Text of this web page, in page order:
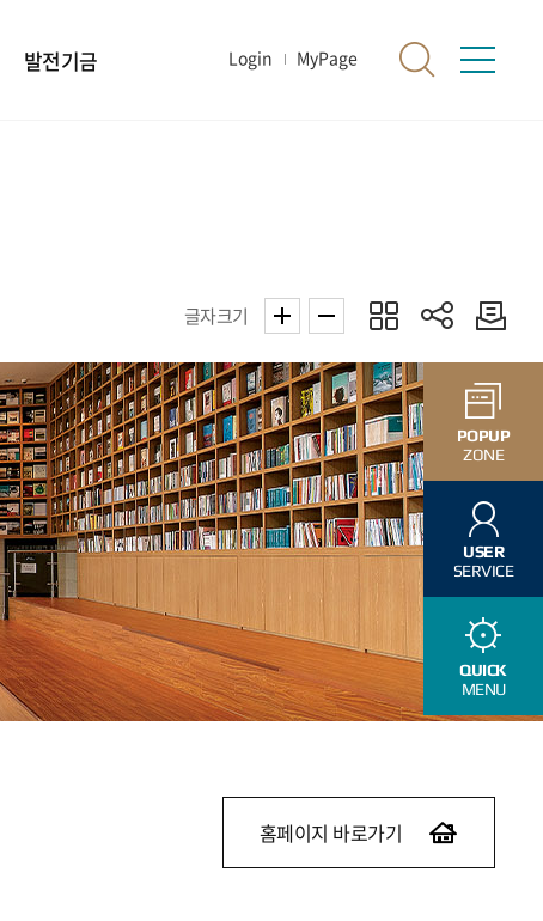
발전기금 Login MyPage
글자크기
홈페이지 바로가기
POPUP
ZONE
USER
SERVICE
QUICK
MENU